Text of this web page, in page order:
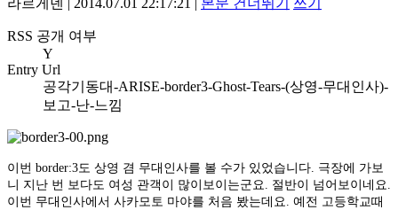
RSS 공개 여부
Y
Entry Url
공각기동대-ARISE-border3-Ghost-Tears-(상영-무대인사)-
보고-난-느낌
이번 border:3도 상영 겸 무대인사를 볼 수가 있었습니다. 극장에 가보
니 지난 번 보다도 여성 관객이 많이보이는군요. 절반이 넘어보이네요.
이번 무대인사에서 사카모토 마야를 처음 봤는데요. 예전 고등학교때